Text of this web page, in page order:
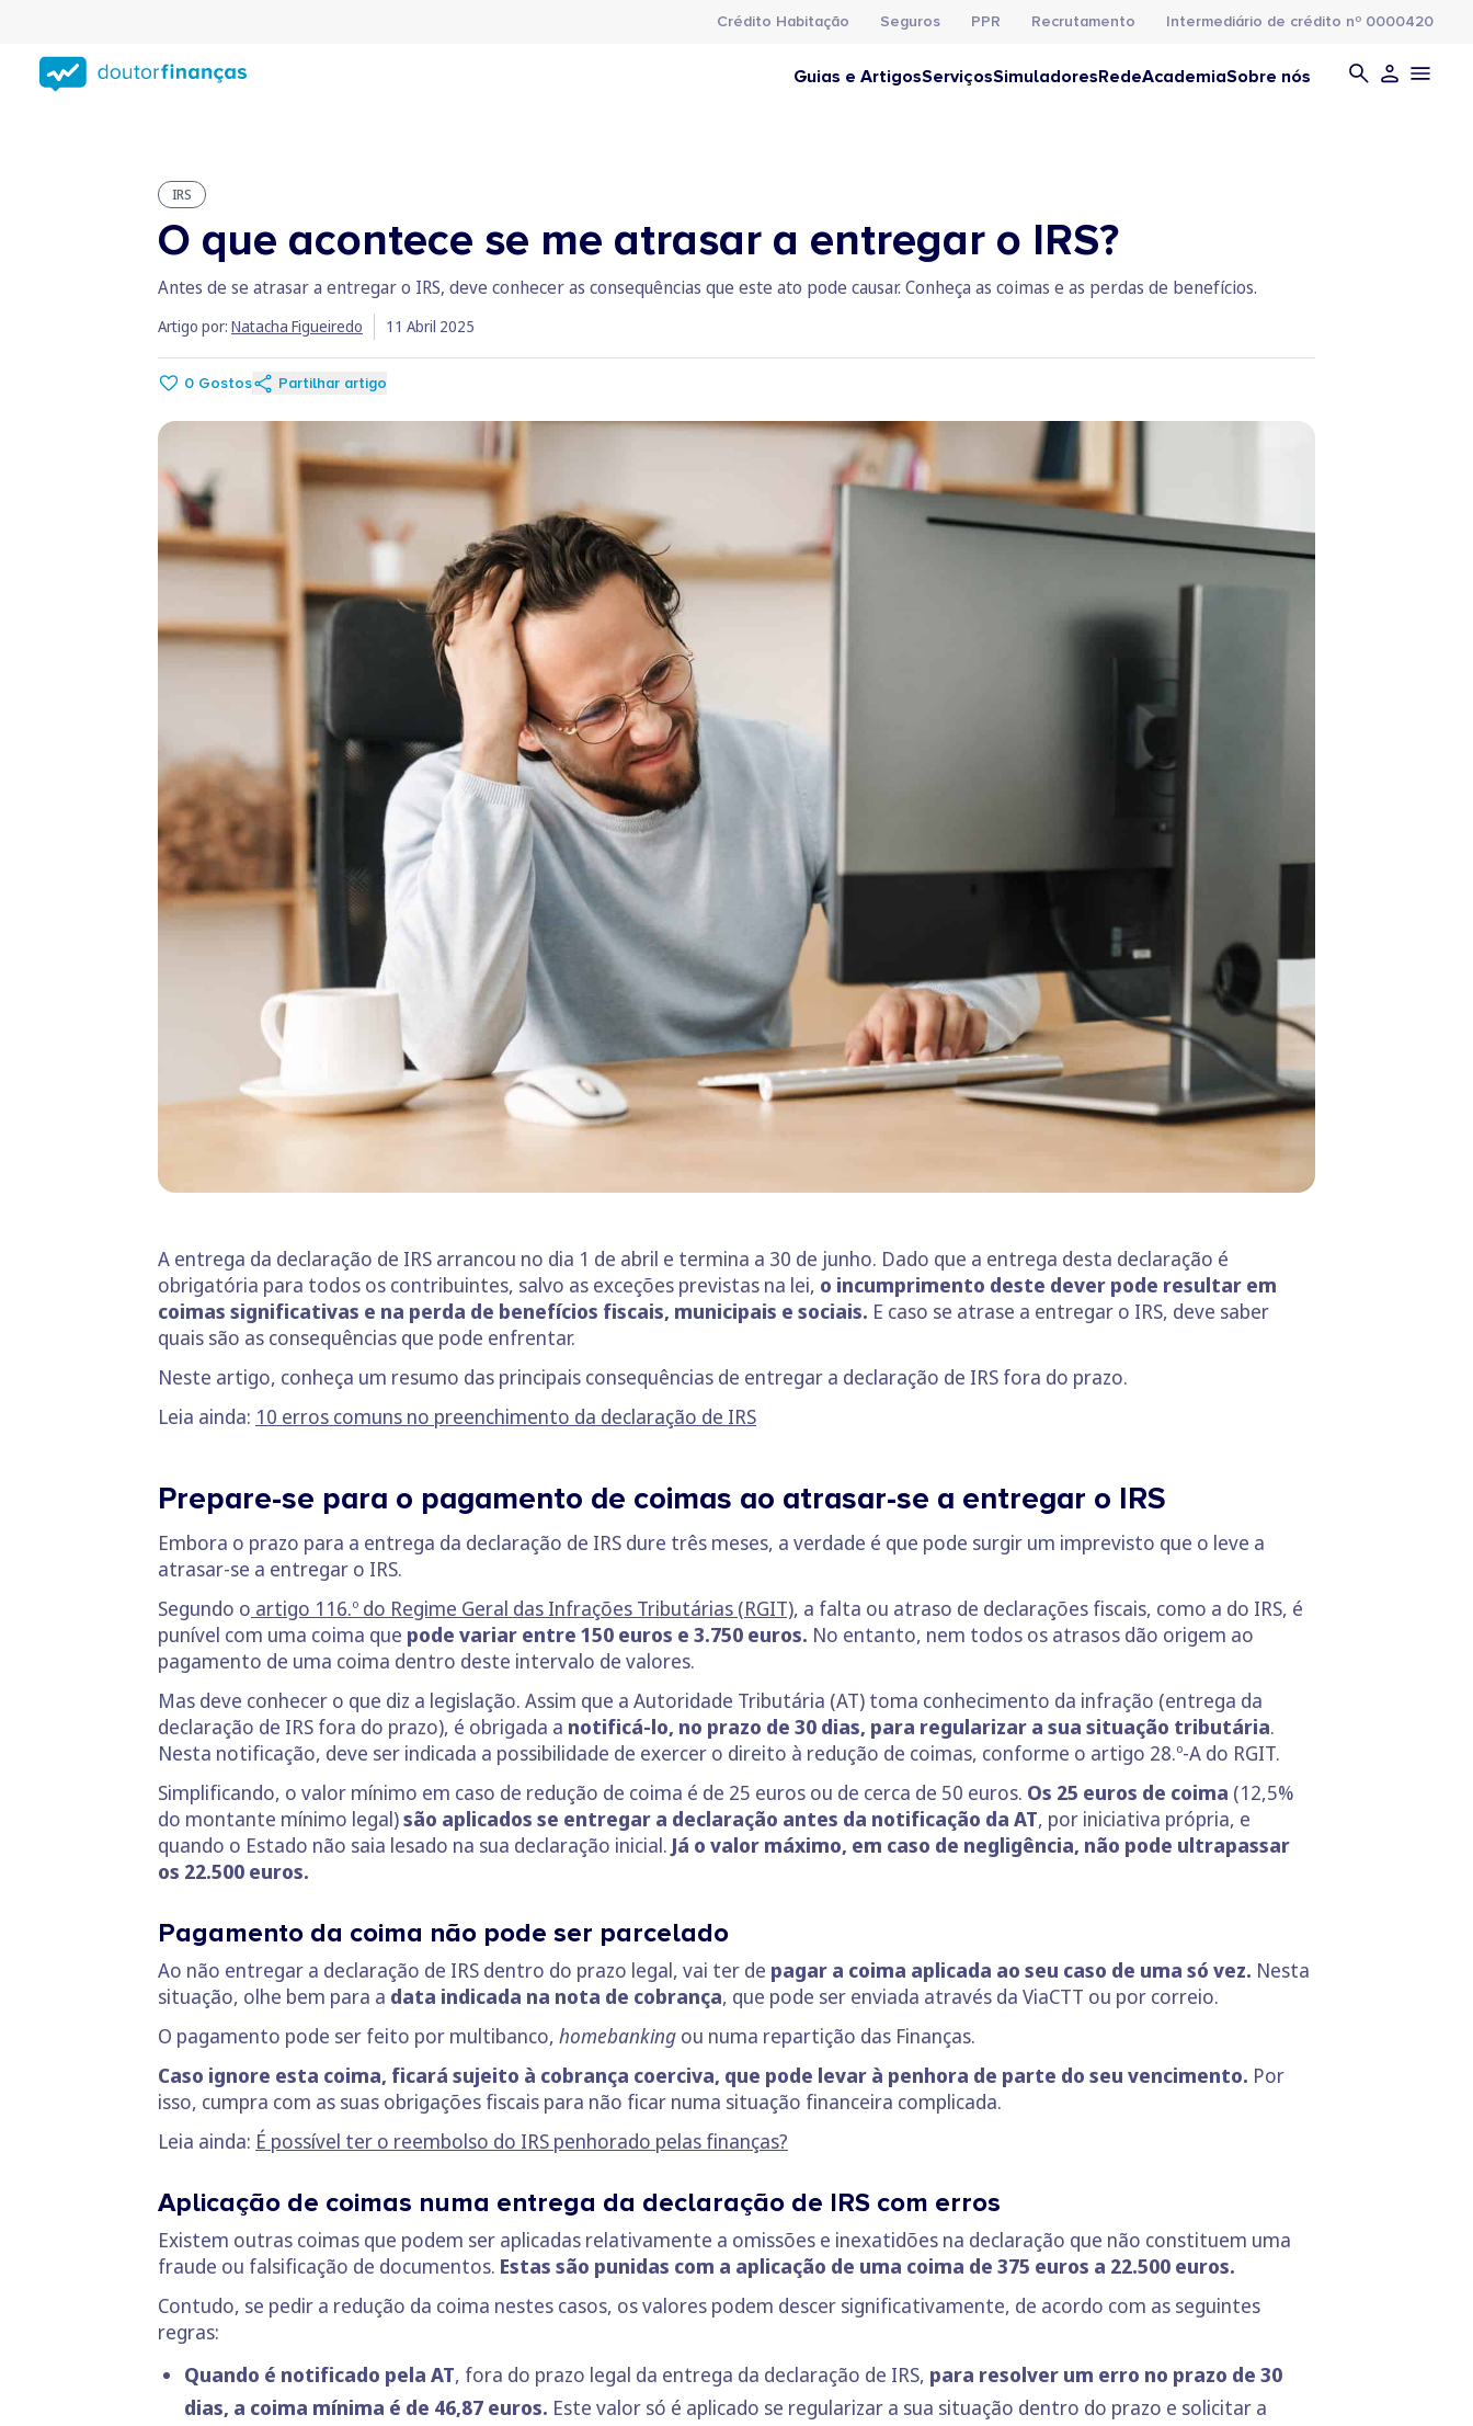
conteúdo
principal
Crédito Habitação Seguros PPR Recrutamento Intermediário de crédito nº 0000420
Guias e ArtigosServiçosSimuladoresRedeAcademiaSobre nós
IRS
O que acontece se me atrasar a entregar o IRS?
Antes de se atrasar a entregar o IRS, deve conhecer as consequências que este ato pode causar. Conheça as coimas e as perdas de benefícios.
Artigo por: Natacha Figueiredo 11 Abril 2025
0 Gostos Partilhar artigo
A entrega da declaração de IRS arrancou no dia 1 de abril e termina a 30 de junho. Dado que a entrega desta declaração é
obrigatória para todos os contribuintes, salvo as exceções previstas na lei, o incumprimento deste dever pode resultar em
coimas significativas e na perda de benefícios fiscais, municipais e sociais.​ E caso se atrase a entregar o IRS, deve saber
quais são as consequências que pode enfrentar.
Neste artigo, conheça um resumo das principais consequências de entregar a declaração de IRS fora do prazo.
Leia ainda: 10 erros comuns no preenchimento da declaração de IRS
Prepare-se para o pagamento de coimas ao atrasar-se a entregar o IRS
Embora o prazo para a entrega da declaração de IRS dure três meses, a verdade é que pode surgir um imprevisto que o leve a
atrasar-se a entregar o IRS.
Segundo o artigo 116.º do Regime Geral das Infrações Tributárias (RGIT), a falta ou atraso de declarações fiscais, como a do IRS, é
punível com uma coima que pode variar entre 150 euros e 3.750 euros. No entanto, nem todos os atrasos dão origem ao
pagamento de uma coima dentro deste intervalo de valores.
Mas deve conhecer o que diz a legislação. Assim que a Autoridade Tributária (AT) toma conhecimento da infração (entrega da
declaração de IRS fora do prazo), é obrigada a notificá-lo, no prazo de 30 dias, para regularizar a sua situação tributária.
Nesta notificação, deve ser indicada a possibilidade de exercer o direito à redução de coimas, conforme o artigo 28.º-A do RGIT.
Simplificando, o valor mínimo em caso de redução de coima é de 25 euros ou de cerca de 50 euros. Os 25 euros de coima (12,5%
do montante mínimo legal)são aplicados se entregar a declaração antes da notificação da AT, por iniciativa própria, e
quando o Estado não saia lesado na sua declaração inicial. Já o valor máximo, em caso de negligência, não pode ultrapassar
os 22.500 euros.
Pagamento da coima não pode ser parcelado
Ao não entregar a declaração de IRS dentro do prazo legal, vai ter de pagar a coima aplicada ao seu caso de uma só vez. Nesta
situação, olhe bem para a data indicada na nota de cobrança, que pode ser enviada através da ViaCTT ou por correio.
O pagamento pode ser feito por multibanco, homebanking ou numa repartição das Finanças.
Caso ignore esta coima, ficará sujeito à cobrança coerciva, que pode levar à penhora de parte do seu vencimento. Por
isso, cumpra com as suas obrigações fiscais para não ficar numa situação financeira complicada.
Leia ainda: É possível ter o reembolso do IRS penhorado pelas finanças?
Aplicação de coimas numa entrega da declaração de IRS com erros
Existem outras coimas que podem ser aplicadas relativamente a omissões e inexatidões na declaração que não constituem uma
fraude ou falsificação de documentos. Estas são punidas com a aplicação de uma coima de 375 euros a 22.500 euros.
Contudo, se pedir a redução da coima nestes casos, os valores podem descer significativamente, de acordo com as seguintes
regras:
Quando é notificado pela AT, fora do prazo legal da entrega da declaração de IRS, para resolver um erro no prazo de 30
dias, a coima mínima é de 46,87 euros. Este valor só é aplicado se regularizar a sua situação dentro do prazo e solicitar a